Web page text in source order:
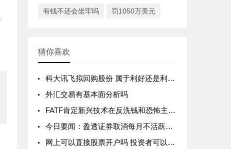
有钱不还会坐牢吗 罚1050万美元
猜你喜欢
科大讯飞拟回购股份 属于利好还是利空？
外汇交易有基本面分析吗
FATF肯定新兴技术在反洗钱和恐怖主义融资中的作用
今日要闻：盈透证券取消每月不活跃账户管理费；Tigress Financial Partners成为纽交所会员，StoneX表示祝贺；扩大加密产品范围！Swissquote新增Polkadot供客户交
网上可以直接股票开户吗 投资者可以选择哪些券商